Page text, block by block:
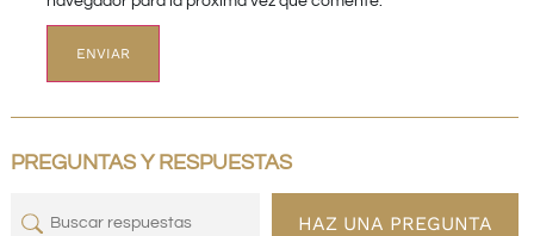
PREGUNTAS Y RESPUESTAS
HAZ UNA PREGUNTA